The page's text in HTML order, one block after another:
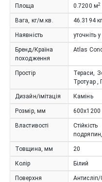
Площа 0.7200 м2
Вага, кг/м.кв. 46.3194 кг
Наявність уточніть
Бренд/Країна
походження
Atlas
Простір
Тераси,
Тротуар ,
Дизайн/імітація Камінь
Розмір, мм 600x1200
Властивості
Товщина, мм 20
Колір Білий
Поверхня Антисліп/